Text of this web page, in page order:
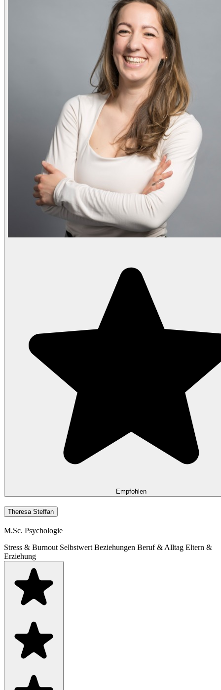
Empfohlen
Theresa Steffan
M.Sc. Psychologie
Stress & Burnout Selbstwert Beziehungen Beruf & Alltag Eltern &
Erziehung